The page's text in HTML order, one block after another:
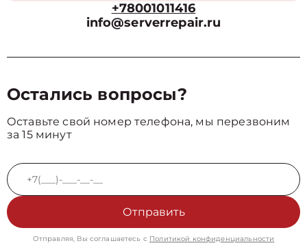
+78001011416
info@serverrepair.ru
Остались вопросы?
Оставьте свой номер телефона, мы перезвоним
за 15 минут
Отправить
Отправляя, Вы соглашаетесь с Политикой конфиденциальности